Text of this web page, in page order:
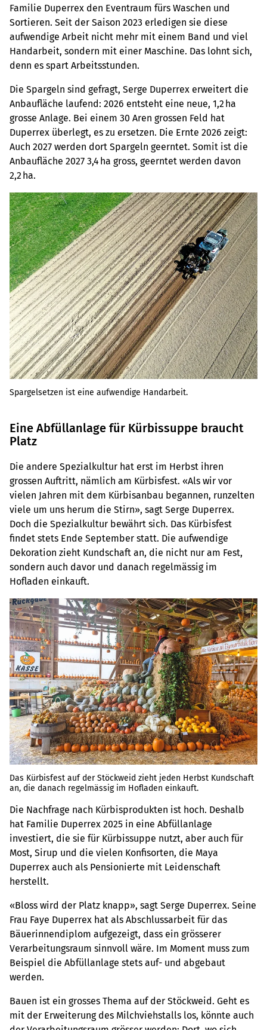
Familie Duperrex den Eventraum fürs Waschen und
Sortieren. Seit der Saison 2023 erledigen sie diese
aufwendige Arbeit nicht mehr mit einem Band und viel
Handarbeit, sondern mit einer Maschine. Das lohnt sich,
denn es spart Arbeitsstunden.
Die Spargeln sind gefragt, Serge Duperrex erweitert die
Anbaufläche laufend: 2026 entsteht eine neue, 1,2 ha
grosse Anlage. Bei einem 30 Aren grossen Feld hat
Duperrex überlegt, es zu ersetzen. Die Ernte 2026 zeigt:
Auch 2027 werden dort Spargeln geerntet. Somit ist die
Anbaufläche 2027 3,4 ha gross, geerntet werden davon
2,2 ha.
Spargelsetzen ist eine aufwendige Handarbeit.
Eine Abfüllanlage für Kürbissuppe braucht
Platz
Die andere Spezialkultur hat erst im Herbst ihren
grossen Auftritt, nämlich am Kürbisfest. «Als wir vor
vielen Jahren mit dem Kürbisanbau begannen, runzelten
viele um uns herum die Stirn», sagt Serge Duperrex.
Doch die Spezialkultur bewährt sich. Das Kürbisfest
findet stets Ende September statt. Die aufwendige
Dekoration zieht Kundschaft an, die nicht nur am Fest,
sondern auch davor und danach regelmässig im
Hofladen einkauft.
Das Kürbisfest auf der Stöckweid zieht jeden Herbst Kundschaft
an, die danach regelmässig im Hofladen einkauft.
Die Nachfrage nach Kürbisprodukten ist hoch. Deshalb
hat Familie Duperrex 2025 in eine Abfüllanlage
investiert, die sie für Kürbissuppe nutzt, aber auch für
Most, Sirup und die vielen Konfisorten, die Maya
Duperrex auch als Pensionierte mit Leidenschaft
herstellt.
«Bloss wird der Platz knapp», sagt Serge Duperrex. Seine
Frau Faye Duperrex hat als Abschlussarbeit für das
Bäuerinnendiplom aufgezeigt, dass ein grösserer
Verarbeitungsraum sinnvoll wäre. Im Moment muss zum
Beispiel die Abfüllanlage stets auf- und abgebaut
werden.
Bauen ist ein grosses Thema auf der Stöckweid. Geht es
mit der Erweiterung des Milchviehstalls los, könnte auch